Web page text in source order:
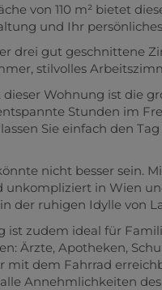
von 110 m² bietet
und Ihr
drei gut geschnittene
stilvolles
Wohnung ist die
Stunden im
Sie einfach den
nicht besser sein.
unkompliziert in Wien
der ruhigen Idylle von
ist zudem ideal für
Ärzte, Apotheken,
mit dem Fahrrad
Annehmlichkeiten